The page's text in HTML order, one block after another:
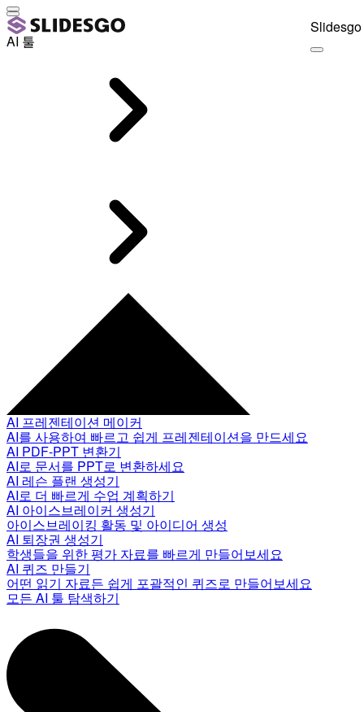
AI 툴
AI 프레젠테이션 메이커
AI를 사용하여 빠르고 쉽게 프레젠테이션을 만드세요
AI PDF-PPT 변환기
AI로 문서를 PPT로 변환하세요
AI 레슨 플랜 생성기
AI로 더 빠르게 수업 계획하기
AI 아이스브레이커 생성기
아이스브레이킹 활동 및 아이디어 생성
AI 퇴장권 생성기
학생들을 위한 평가 자료를 빠르게 만들어보세요
AI 퀴즈 만들기
어떤 읽기 자료든 쉽게 포괄적인 퀴즈로 만들어보세요
모든 AI 툴 탐색하기